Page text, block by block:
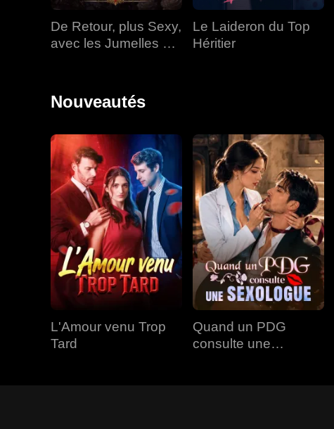
De Retour, plus Sexy,
avec les Jumelles du
Le Laideron du Top
Héritier
Nouveautés
L'Amour venu Trop
Tard
Quand un PDG
consulte une